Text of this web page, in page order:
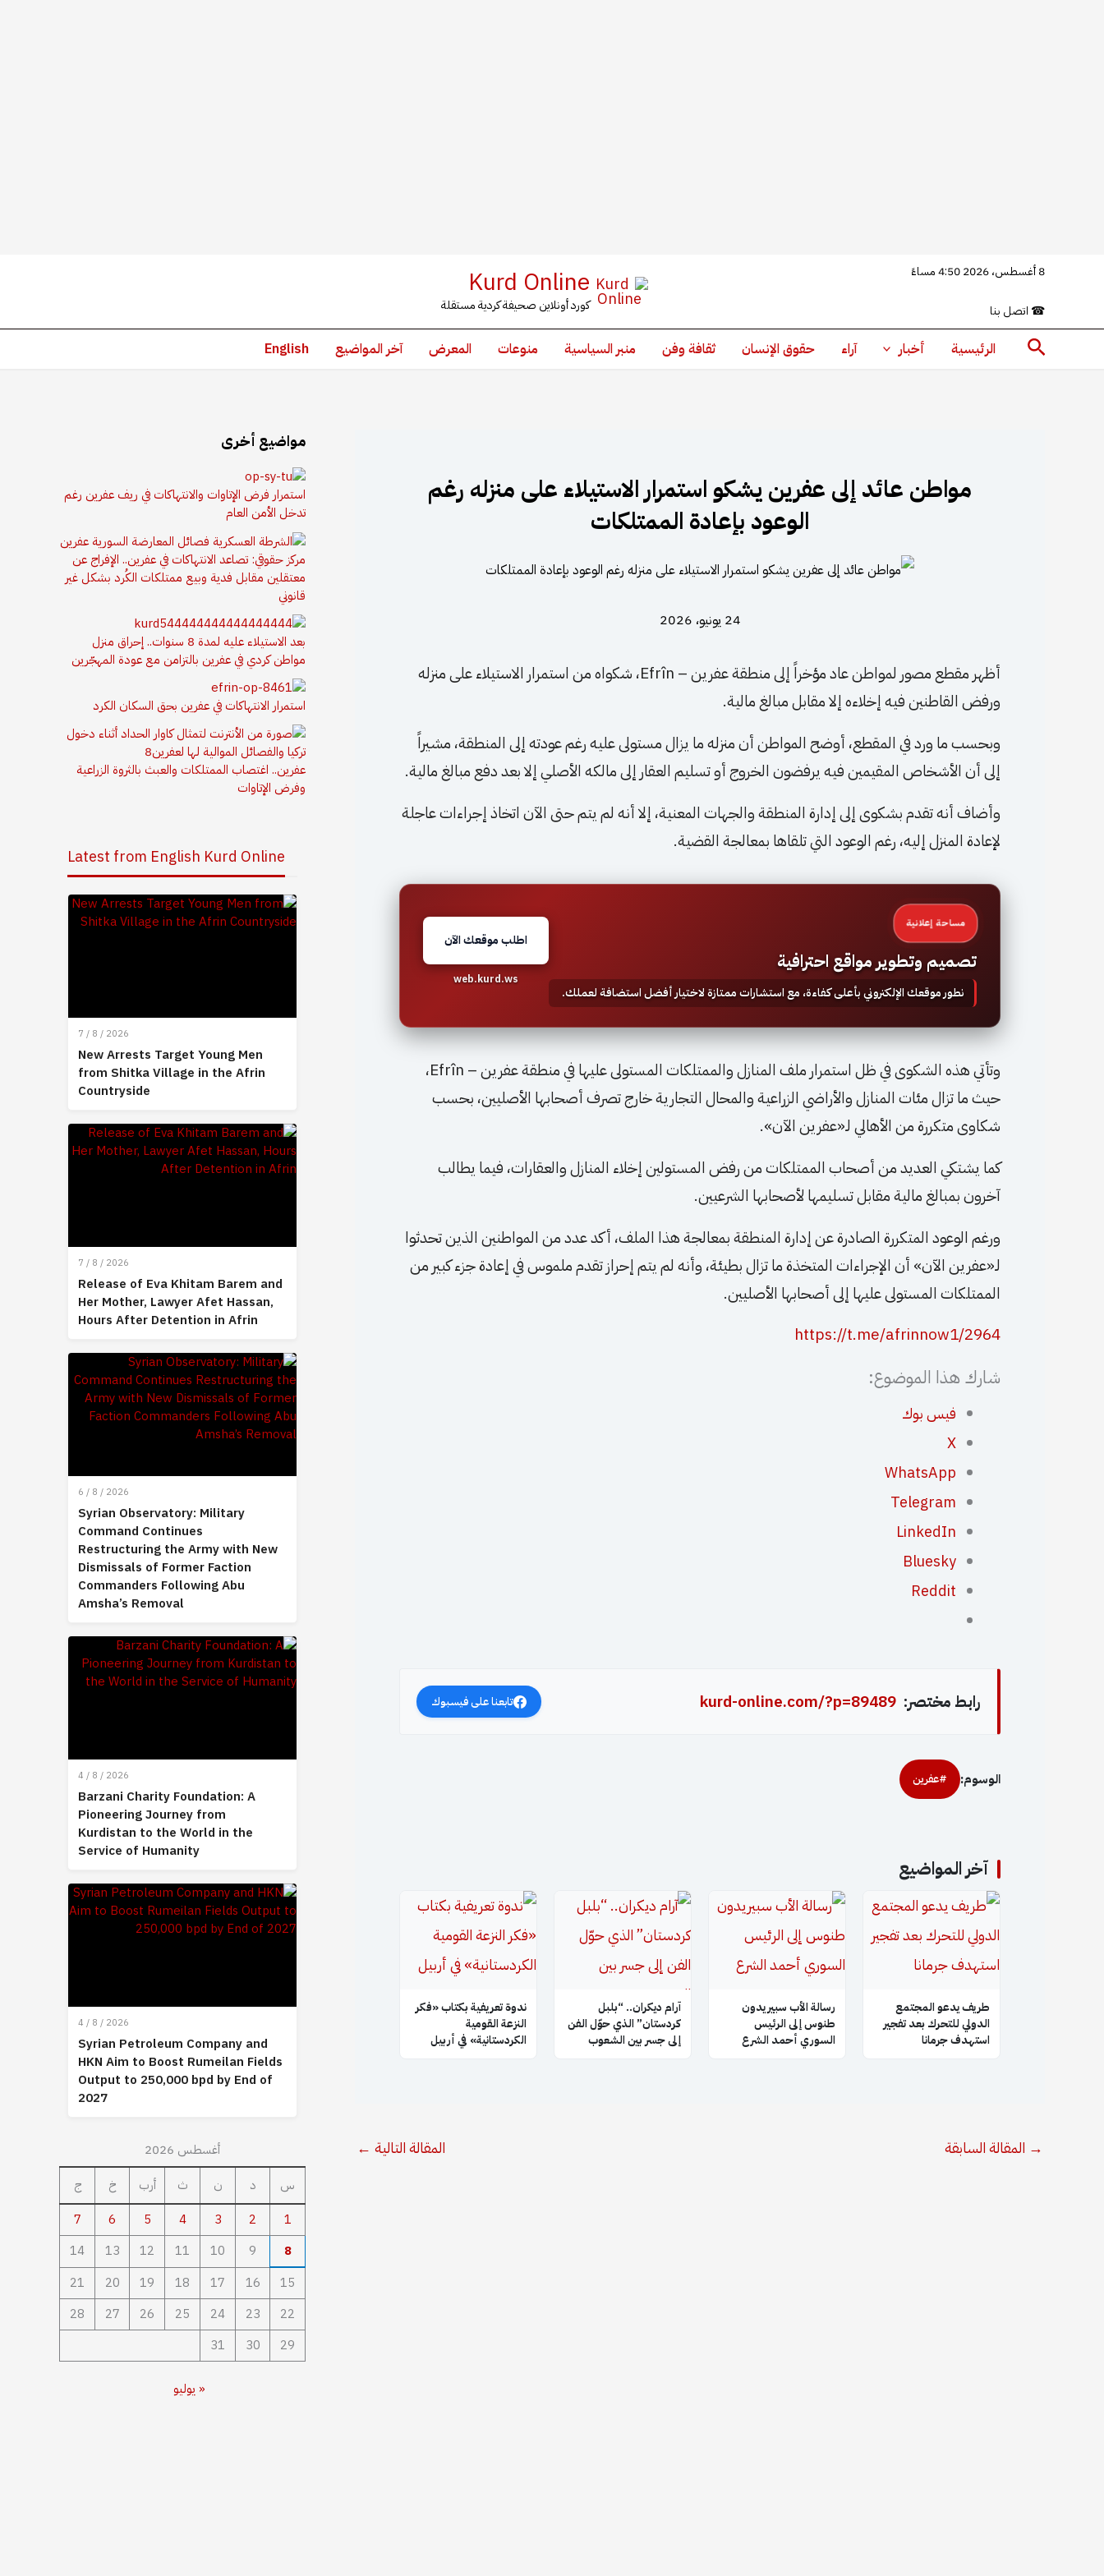
المحتوى
8 أغسطس، 2026 4:50 مساءً
☎ اتصل بنا
Kurd Online
كورد أونلاين صحيفة كردية مستقلة
البحث الرئيسية أخبار آراء حقوق الإنسان ثقافة وفن منبر السياسية منوعات المعرض آخر المواضيع English
مواطن عائد إلى عفرين يشكو استمرار الاستيلاء على منزله رغم
الوعود بإعادة الممتلكات
24 يونيو، 2026
أظهر مقطع مصور لمواطن عاد مؤخراً إلى منطقة عفرين – Efrîn، شكواه من استمرار الاستيلاء على منزله
ورفض القاطنين فيه إخلاءه إلا مقابل مبالغ مالية.
وبحسب ما ورد في المقطع، أوضح المواطن أن منزله ما يزال مستولى عليه رغم عودته إلى المنطقة، مشيراً
إلى أن الأشخاص المقيمين فيه يرفضون الخروج أو تسليم العقار إلى مالكه الأصلي إلا بعد دفع مبالغ مالية.
وأضاف أنه تقدم بشكوى إلى إدارة المنطقة والجهات المعنية، إلا أنه لم يتم حتى الآن اتخاذ إجراءات عاجلة
لإعادة المنزل إليه، رغم الوعود التي تلقاها بمعالجة القضية.
مساحة إعلانية
تصميم وتطوير مواقع احترافية
نطور موقعك الإلكتروني بأعلى كفاءة، مع استشارات ممتازة لاختيار أفضل استضافة لعملك.
اطلب موقعك الآن
web.kurd.ws
وتأتي هذه الشكوى في ظل استمرار ملف المنازل والممتلكات المستولى عليها في منطقة عفرين – Efrîn،
حيث ما تزال مئات المنازل والأراضي الزراعية والمحال التجارية خارج تصرف أصحابها الأصليين، بحسب
شكاوى متكررة من الأهالي لـ«عفرين الآن».
كما يشتكي العديد من أصحاب الممتلكات من رفض المستولين إخلاء المنازل والعقارات، فيما يطالب
آخرون بمبالغ مالية مقابل تسليمها لأصحابها الشرعيين.
ورغم الوعود المتكررة الصادرة عن إدارة المنطقة بمعالجة هذا الملف، أكد عدد من المواطنين الذين تحدثوا
لـ«عفرين الآن» أن الإجراءات المتخذة ما تزال بطيئة، وأنه لم يتم إحراز تقدم ملموس في إعادة جزء كبير من
الممتلكات المستولى عليها إلى أصحابها الأصليين.
https://t.me/afrinnow1/2964
شارك هذا الموضوع:
فيس بوك
X
WhatsApp
Telegram
LinkedIn
Bluesky
Reddit
رابط مختصر: kurd-online.com/?p=89489 تابعنا على فيسبوك
الوسوم: #عفرين
آخر المواضيع
طريف يدعو المجتمع
الدولي للتحرك بعد تفجير
استهدف جرمانا
رسالة الأب سبيريدون
طنوس إلى الرئيس
السوري أحمد الشرع
آرام ديكران.. “بلبل
كردستان” الذي حوّل الفن
إلى جسر بين الشعوب
ندوة تعريفية بكتاب «فكر
النزعة القومية
الكردستانية» في أربيل
→ المقالة السابقة المقالة التالية ←
مواضيع أخرى
استمرار فرض الإتاوات والانتهاكات في ريف عفرين رغم
تدخل الأمن العام
مركز حقوقي: تصاعد الانتهاكات في عفرين.. الإفراج عن
معتقلين مقابل فدية وبيع ممتلكات الكُرد بشكل غير
قانوني
بعد الاستيلاء عليه لمدة 8 سنوات.. إحراق منزل
مواطن كردي في عفرين بالتزامن مع عودة المهجّرين
استمرار الانتهاكات في عفرين بحق السكان الكرد
عفرين.. اغتصاب الممتلكات والعبث بالثروة الزراعية
وفرض الإتاوات
Latest from English Kurd Online
7 / 8 / 2026
New Arrests Target Young Men
from Shitka Village in the Afrin
Countryside
7 / 8 / 2026
Release of Eva Khitam Barem and
Her Mother, Lawyer Afet Hassan,
Hours After Detention in Afrin
6 / 8 / 2026
Syrian Observatory: Military
Command Continues
Restructuring the Army with New
Dismissals of Former Faction
Commanders Following Abu
Amsha’s Removal
4 / 8 / 2026
Barzani Charity Foundation: A
Pioneering Journey from
Kurdistan to the World in the
Service of Humanity
4 / 8 / 2026
Syrian Petroleum Company and
HKN Aim to Boost Rumeilan Fields
Output to 250,000 bpd by End of
2027
أغسطس 2026
س
د ن ث أرب خ
ج
1
2
3
4
5
6
7
8
9
10
11
12
13
14
15
16
17
18
19
20
21
22
23
24
25
26
27
28
29
30
31
« يوليو